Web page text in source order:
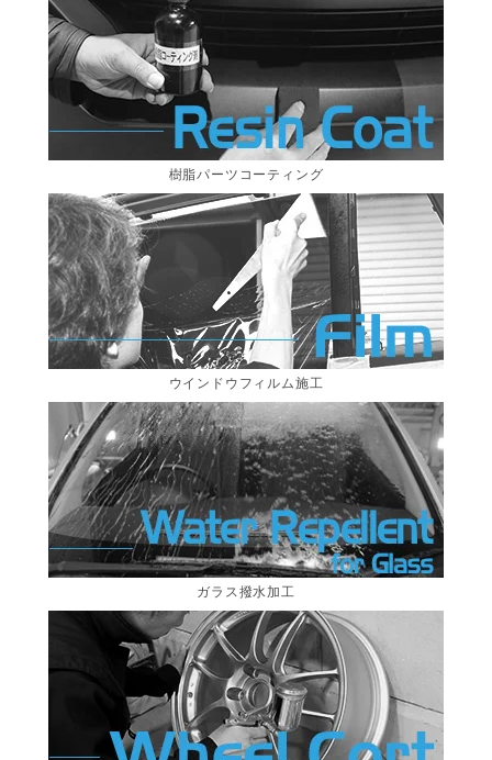
樹脂パーツコーティング
ウインドウフィルム施工
ガラス撥水加工